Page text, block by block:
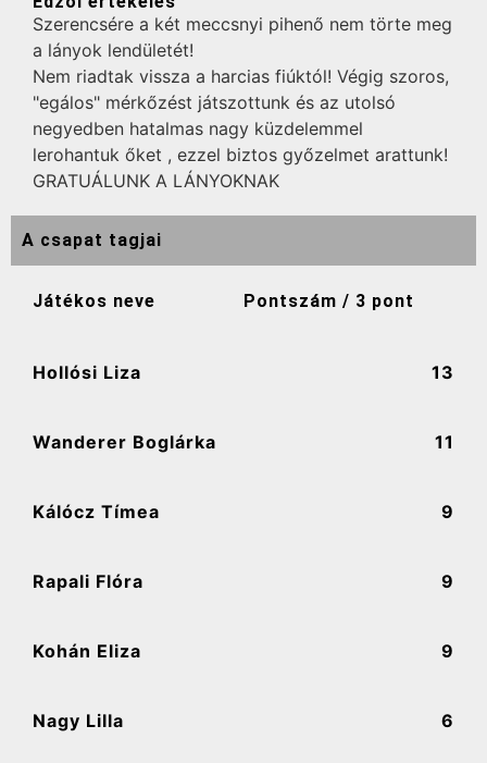
Szerencsére a két meccsnyi pihenő nem törte meg
a lányok lendületét!
Nem riadtak vissza a harcias fiúktól! Végig szoros,
"egálos" mérkőzést játszottunk és az utolsó
negyedben hatalmas nagy küzdelemmel
lerohantuk őket , ezzel biztos győzelmet arattunk!
GRATUÁLUNK A LÁNYOKNAK
A csapat tagjai
Játékos neve Pontszám / 3 pont
Hollósi Liza 13
Wanderer Boglárka 11
Kálócz Tímea 9
Rapali Flóra 9
Kohán Eliza 9
Nagy Lilla 6